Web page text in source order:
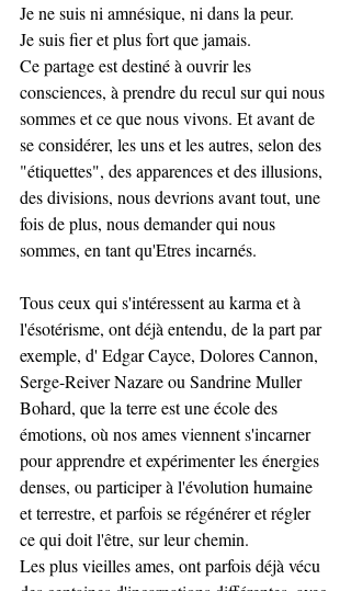
Je ne suis ni amnésique, ni dans la peur.
Je suis fier et plus fort que jamais.
Ce partage est destiné à ouvrir les
consciences, à prendre du recul sur qui nous
sommes et ce que nous vivons. Et avant de
se considérer, les uns et les autres, selon des
"étiquettes", des apparences et des illusions,
des divisions, nous devrions avant tout, une
fois de plus, nous demander qui nous
sommes, en tant qu'Etres incarnés.
Tous ceux qui s'intéressent au karma et à
l'ésotérisme, ont déjà entendu, de la part par
exemple, d' Edgar Cayce, Dolores Cannon,
Serge-Reiver Nazare ou Sandrine Muller
Bohard, que la terre est une école des
émotions, où nos ames viennent s'incarner
pour apprendre et expérimenter les énergies
denses, ou participer à l'évolution humaine
et terrestre, et parfois se régénérer et régler
ce qui doit l'être, sur leur chemin.
Les plus vieilles ames, ont parfois déjà vécu